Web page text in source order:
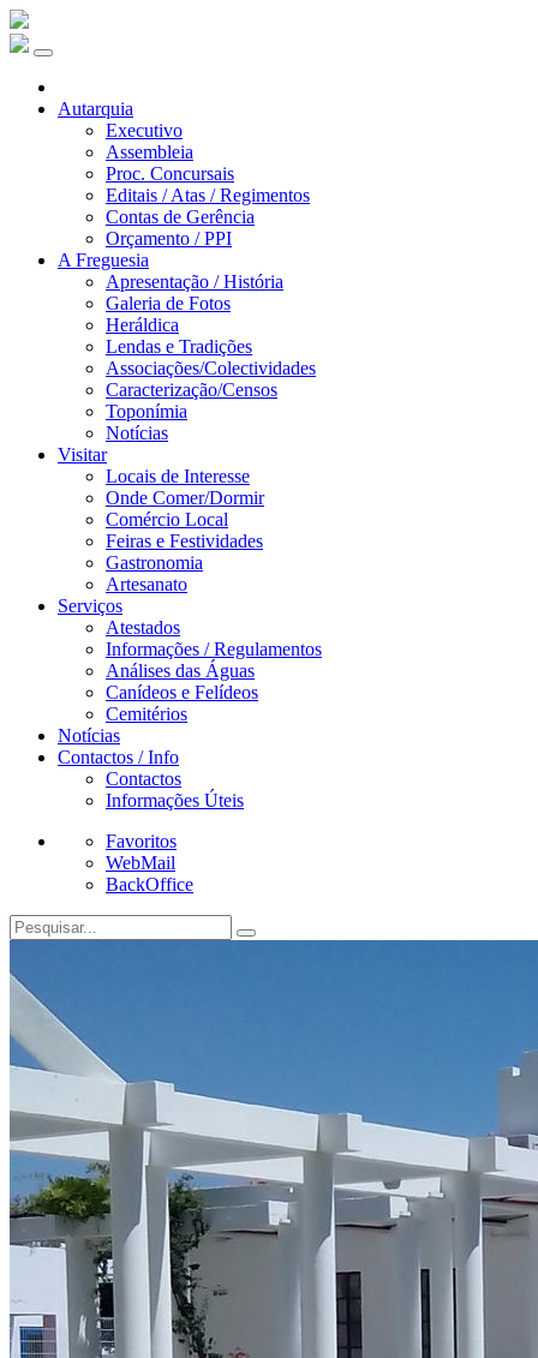
Autarquia
Executivo
Assembleia
Proc. Concursais
Editais / Atas / Regimentos
Contas de Gerência
Orçamento / PPI
A Freguesia
Apresentação / História
Galeria de Fotos
Heráldica
Lendas e Tradições
Associações/Colectividades
Caracterização/Censos
Toponímia
Notícias
Visitar
Locais de Interesse
Onde Comer/Dormir
Comércio Local
Feiras e Festividades
Gastronomia
Artesanato
Serviços
Atestados
Informações / Regulamentos
Análises das Águas
Canídeos e Felídeos
Cemitérios
Notícias
Contactos / Info
Contactos
Informações Úteis
Favoritos
WebMail
BackOffice